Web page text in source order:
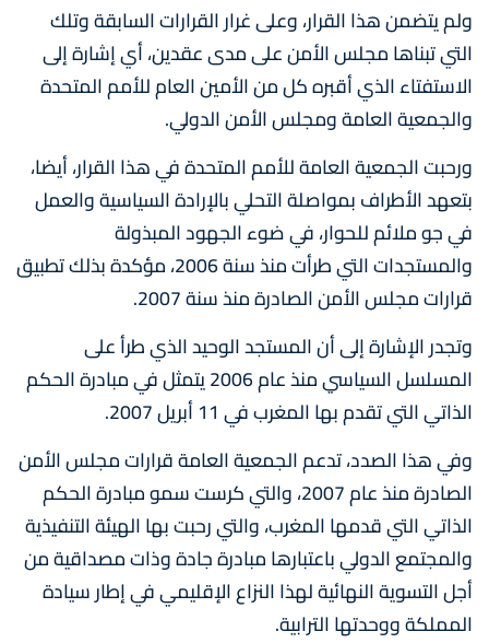
ولم يتضمن هذا القرار، وعلى غرار القرارات السابقة وتلك
التي تبناها مجلس الأمن على مدى عقدين، أي إشارة إلى
الاستفتاء الذي أقبره كل من الأمين العام للأمم المتحدة
والجمعية العامة ومجلس الأمن الدولي.
ورحبت الجمعية العامة للأمم المتحدة في هذا القرار، أيضا،
بتعهد الأطراف بمواصلة التحلي بالإرادة السياسية والعمل
في جو ملائم للحوار، في ضوء الجهود المبذولة
والمستجدات التي طرأت منذ سنة 2006، مؤكدة بذلك تطبيق
قرارات مجلس الأمن الصادرة منذ سنة 2007.
وتجدر الإشارة إلى أن المستجد الوحيد الذي طرأ على
المسلسل السياسي منذ عام 2006 يتمثل في مبادرة الحكم
الذاتي التي تقدم بها المغرب في 11 أبريل 2007.
وفي هذا الصدد، تدعم الجمعية العامة قرارات مجلس الأمن
الصادرة منذ عام 2007، والتي كرست سمو مبادرة الحكم
الذاتي التي قدمها المغرب، والتي رحبت بها الهيئة التنفيذية
والمجتمع الدولي باعتبارها مبادرة جادة وذات مصداقية من
أجل التسوية النهائية لهذا النزاع الإقليمي في إطار سيادة
المملكة ووحدتها الترابية.